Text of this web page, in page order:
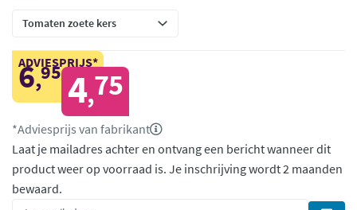
ADVIESPRIJS*
6,95 4,75
*Adviesprijs van fabrikant
Laat je mailadres achter en ontvang een bericht wanneer dit
product weer op voorraad is. Je inschrijving wordt 2 maanden
bewaard.